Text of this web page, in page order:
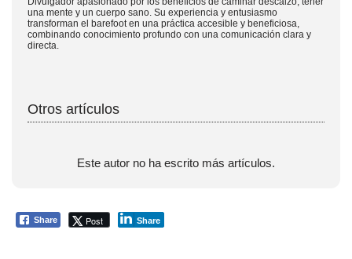
una mente y un cuerpo sano. Su experiencia y entusiasmo
transforman el barefoot en una práctica accesible y beneficiosa,
combinando conocimiento profundo con una comunicación clara y
directa.
Otros artículos
Este autor no ha escrito más artículos.
Share Post Share